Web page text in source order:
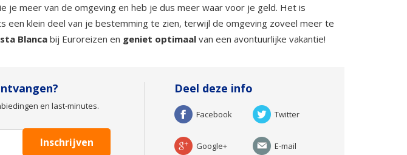
je meer van de omgeving en heb je dus meer waar voor je geld. Het is
een klein deel van je bestemming te zien, terwijl de omgeving zoveel meer te
Blanca bij Euroreizen en geniet optimaal van een avontuurlijke vakantie!
en last-minutes.
Deel deze info
Facebook Twitter
Google+ E-mail